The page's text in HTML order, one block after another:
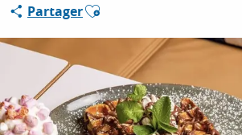
SÉJOURNER
PartagerAjouter aux favoris